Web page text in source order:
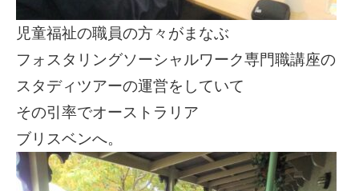
児童福祉の職員の方々がまなぶ
フォスタリングソーシャルワーク専門職講座の
スタディツアーの運営をしていて
その引率でオーストラリア
ブリスベンへ。